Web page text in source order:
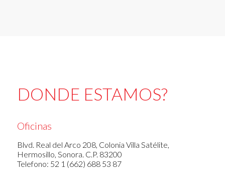
DONDE ESTAMOS?
Oficinas
Blvd. Real del Arco 208, Colonia Villa Satélite,
Hermosillo, Sonora. C.P. 83200
Telefono: 52 1 (662) 688 53 87